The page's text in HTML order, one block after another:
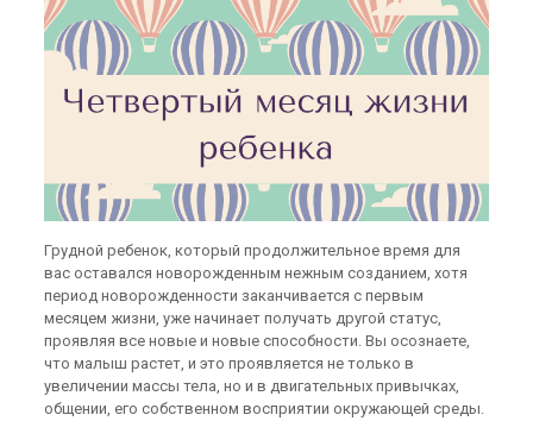
Грудной ребенок, который продолжительное время для
вас оставался новорожденным нежным созданием, хотя
период новорожденности заканчивается с первым
месяцем жизни, уже начинает получать другой статус,
проявляя все новые и новые способности. Вы осознаете,
что малыш растет, и это проявляется не только в
увеличении массы тела, но и в двигательных привычках,
общении, его собственном восприятии окружающей среды.